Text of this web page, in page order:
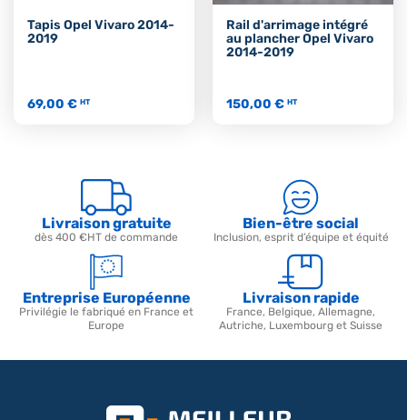
Tapis Opel Vivaro 2014-
2019
69,00 € HT
Rail d'arrimage intégré
au plancher Opel Vivaro
2014-2019
150,00 € HT
Livraison gratuite
dès 400 €HT de commande
Bien-être social
Inclusion, esprit d’équipe et équité
Entreprise Européenne
Privilégie le fabriqué en France et
Europe
Livraison rapide
France, Belgique, Allemagne,
Autriche, Luxembourg et Suisse